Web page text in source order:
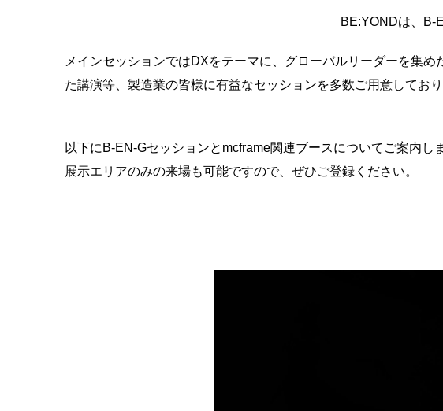
BE:YONDは、B-
メインセッションではDXをテーマに、 グローバルリーダーを集め
た講演等、 製造業の皆様に有益なセッションを多数ご用意しており
以下にB-EN-Gセッションとmcframe関連ブースについてご案内し
展示エリアのみの来場も可能ですので、ぜひご登録ください。